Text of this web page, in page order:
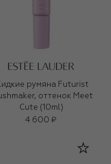
румяна Futurist
оттенок Meet
Cute (10ml)
4 600 ₽